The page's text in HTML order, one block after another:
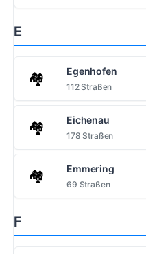
E
🏘️ Egenhofen
112 Straßen
🏘️ Eichenau
178 Straßen
🏘️ Emmering
69 Straßen
F